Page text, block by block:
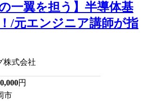
一翼を担う】半導体基
/元エンジニア講師が指
株式会社
円
市